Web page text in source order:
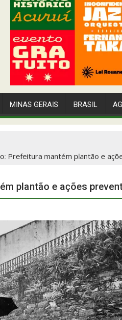
MINAS GERAIS BRASIL
Prefeitura mantém plantão e
plantão e ações